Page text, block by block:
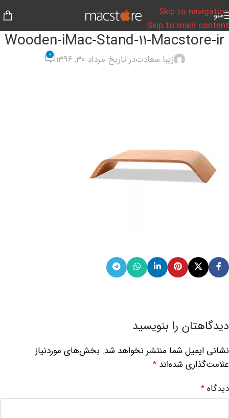
Skip to navigation
Skip to main content
منو
Wooden-iMac-Stand-11-Macstore-ir
زیبا سعادتدر تاریخ مرداد 30, 1396 0
دیدگاهتان را بنویسید
نشانی ایمیل شما منتشر نخواهد شد. بخش‌های موردنیاز
علامت‌گذاری شده‌اند *
دیدگاه *